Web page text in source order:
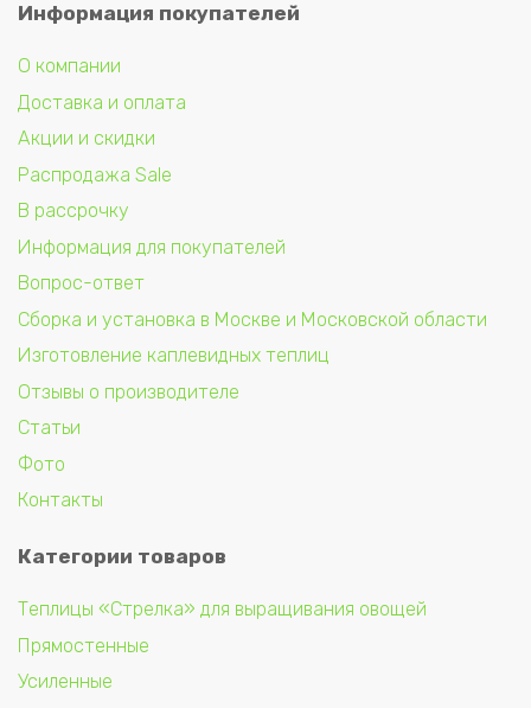
Информация покупателей
О компании
Доставка и оплата
Акции и скидки
Распродажа Sale
В рассрочку
Информация для покупателей
Вопрос-ответ
Сборка и установка в Москве и Московской области
Изготовление каплевидных теплиц
Отзывы о производителе
Статьи
Фото
Контакты
Категории товаров
Теплицы «Стрелка» для выращивания овощей
Прямостенные
Усиленные